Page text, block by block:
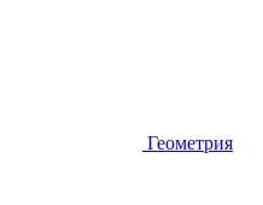
Геометрия